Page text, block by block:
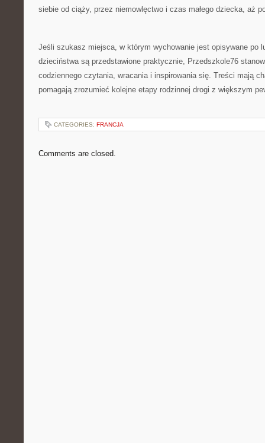
siebie od ciąży, przez niemowlęctwo i czas małego dziecka, aż
Jeśli szukasz miejsca, w którym wychowanie jest opisywane po
dzieciństwa są przedstawione praktycznie, Przedszkole76
codziennego czytania, wracania i inspirowania się. Treści mają
pomagają zrozumieć kolejne etapy rodzinnej drogi z większym
CATEGORIES: FRANCJA
Comments are closed.